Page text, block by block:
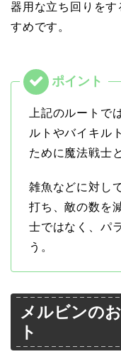
器用な立ち回りを
すめです。
上記のルートで
ルトやバイキル
ために魔法戦士
雑魚などに対し
打ち、敵の数を
士ではなく、パ
う。
メルビンの
ト